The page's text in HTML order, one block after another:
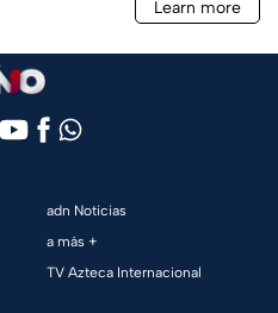
adn Noticias
a más +
TV Azteca Internacional